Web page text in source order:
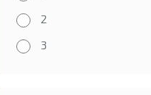
2
3